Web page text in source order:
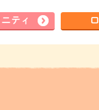
ニティ